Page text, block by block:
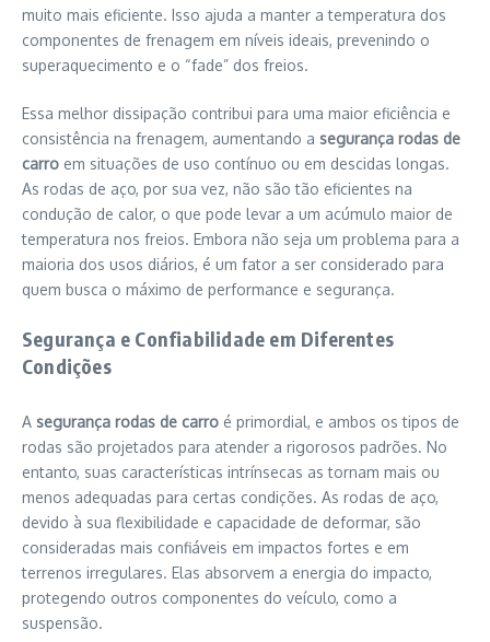
muito mais eficiente. Isso ajuda a manter a temperatura dos
componentes de frenagem em níveis ideais, prevenindo o
superaquecimento e o “fade” dos freios.
Essa melhor dissipação contribui para uma maior eficiência e
consistência na frenagem, aumentando a segurança rodas de
carro em situações de uso contínuo ou em descidas longas.
As rodas de aço, por sua vez, não são tão eficientes na
condução de calor, o que pode levar a um acúmulo maior de
temperatura nos freios. Embora não seja um problema para a
maioria dos usos diários, é um fator a ser considerado para
quem busca o máximo de performance e segurança.
Segurança e Confiabilidade em Diferentes
Condições
A segurança rodas de carro é primordial, e ambos os tipos de
rodas são projetados para atender a rigorosos padrões. No
entanto, suas características intrínsecas as tornam mais ou
menos adequadas para certas condições. As rodas de aço,
devido à sua flexibilidade e capacidade de deformar, são
consideradas mais confiáveis em impactos fortes e em
terrenos irregulares. Elas absorvem a energia do impacto,
protegendo outros componentes do veículo, como a
suspensão.